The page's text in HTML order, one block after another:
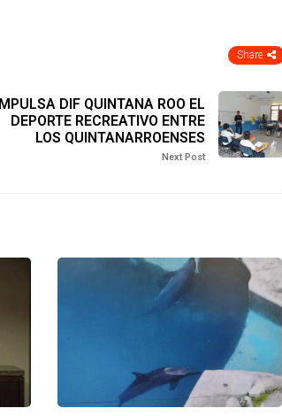
Share
IMPULSA DIF QUINTANA ROO EL
DEPORTE RECREATIVO ENTRE
LOS QUINTANARROENSES
Next Post